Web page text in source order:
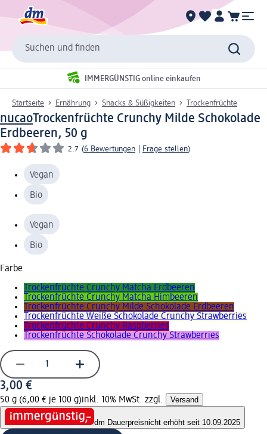
Suchen und finden
IMMERGÜNSTIG online einkaufen
Startseite Ernährung Snacks & Süßigkeiten Trockenfrüchte
nucaoTrockenfrüchte Crunchy Milde Schokolade
Erdbeeren, 50 g
2.7 (6 Bewertungen Frage stellen)
Vegan
Bio
Vegan
Bio
Farbe
Trockenfrüchte Crunchy Matcha Erdbeeren
Trockenfrüchte Crunchy Matcha Himbeeren
Trockenfrüchte Crunchy Milde Schokolade Erdbeeren
Trockenfrüchte Weiße Schokolade Crunchy Strawberries
Trockenfrüchte Crunchy Raspberries
Trockenfrüchte Schokolade Crunchy Strawberries
3,00 €
50 g (6,00 € je 100 g)inkl. 10% MwSt. zzgl. Versand
dm Dauerpreisnicht erhöht seit 10.09.2025